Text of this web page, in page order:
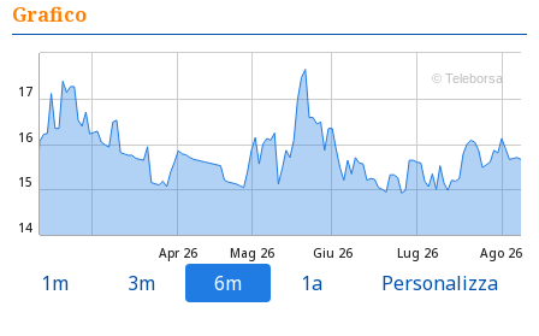
Grafico
Mag 26 Lug 26
Apr 26 Giu 26 Ago 26
14
15
16
17
© Teleborsa
1m 3m 6m 1a Personalizza